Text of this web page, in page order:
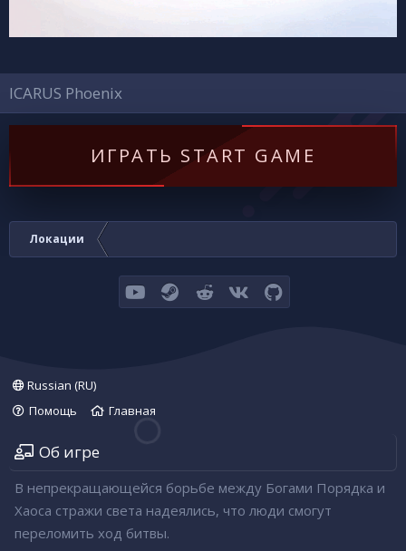
ICARUS Phoenix
ИГРАТЬ START GAME
Локации
youtubeSteamReddit VK GitHub
Russian (RU)
Помощь
Главная
Об игре
В непрекращающейся борьбе между Богами Порядка и
Хаоса стражи света надеялись, что люди смогут
переломить ход битвы.